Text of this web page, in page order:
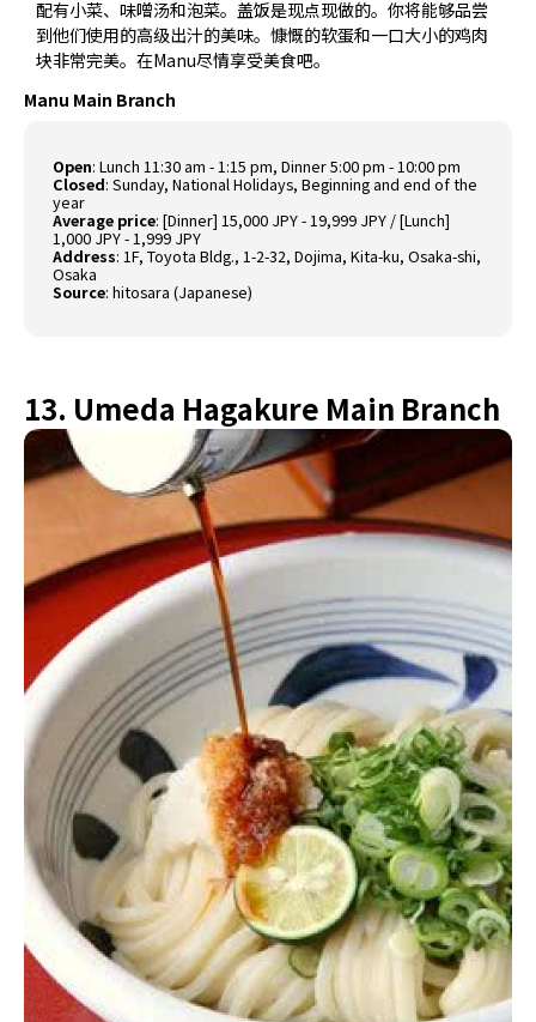
配有小菜、味噌汤和泡菜。盖饭是现点现做的。你将能够品尝
到他们使用的高级出汁的美味。慷慨的软蛋和一口大小的鸡肉
块非常完美。在Manu尽情享受美食吧。
Manu Main Branch
Open: Lunch 11:30 am - 1:15 pm, Dinner 5:00 pm - 10:00 pm
Closed: Sunday, National Holidays, Beginning and end of the
year
Average price: [Dinner] 15,000 JPY - 19,999 JPY / [Lunch]
1,000 JPY - 1,999 JPY
Address: 1F, Toyota Bldg., 1-2-32, Dojima, Kita-ku, Osaka-shi,
Osaka
Source:hitosara (Japanese)
13. Umeda Hagakure Main Branch